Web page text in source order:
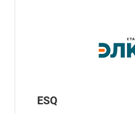
ESQ